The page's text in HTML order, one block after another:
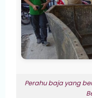
Perahu baja yang